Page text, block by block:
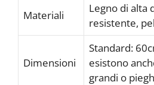
Materiali
Legno di alta
resistente,
Dimensioni
Standard:
esistono
grandi o